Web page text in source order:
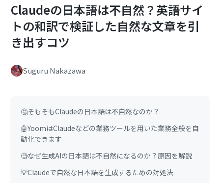
Claudeの日本語は不自然？英語サイ
トの和訳で検証した自然な文章を引
き出すコツ
Suguru Nakazawa
🤔そもそもClaudeの日本語は不自然なのか？
🤖YoomはClaudeなどの業務ツールを用いた業務全般を自
動化できます
🧐なぜ生成AIの日本語は不自然になるのか？原因を解説
💡Claudeで自然な日本語を生成するための対処法